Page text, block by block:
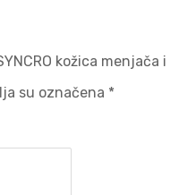
kožica menjača i
su označena *